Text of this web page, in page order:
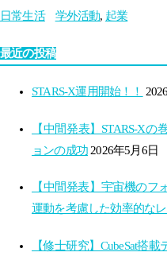
日常生活 学外活動, 起業
最近の投稿
STARS-X運用開始！！
【中間発表】STARS-X
ョンの成功 2026年5月6日
【中間発表】宇宙機の
運動を考慮した効率的な
【修士研究】CubeSat搭